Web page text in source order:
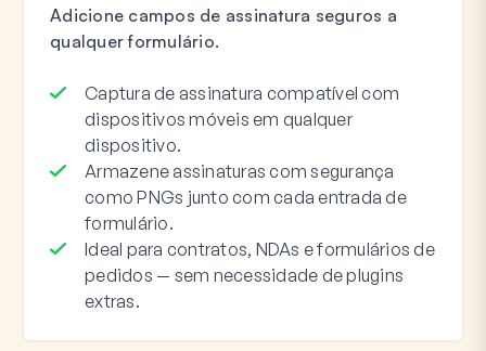
Adicione campos de assinatura seguros a
qualquer formulário.
Captura de assinatura compatível com
dispositivos móveis em qualquer
dispositivo.
Armazene assinaturas com segurança
como PNGs junto com cada entrada de
formulário.
Ideal para contratos, NDAs e formulários de
pedidos — sem necessidade de plugins
extras.